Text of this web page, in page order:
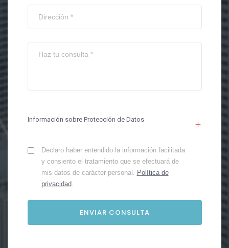
Información sobre Protección de Datos
Declaro haber entendido la información facilitada
y consiento el tratamiento que se efectuará de
mis datos de carácter personal. Política de
privacidad.